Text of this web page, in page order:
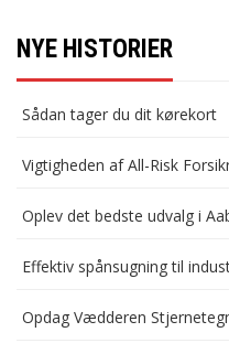
NYE HISTORIER
Sådan tager du dit kørekort
Vigtigheden af All-Risk
Oplev det bedste udvalg i
Effektiv spånsugning til
Opdag Vædderen